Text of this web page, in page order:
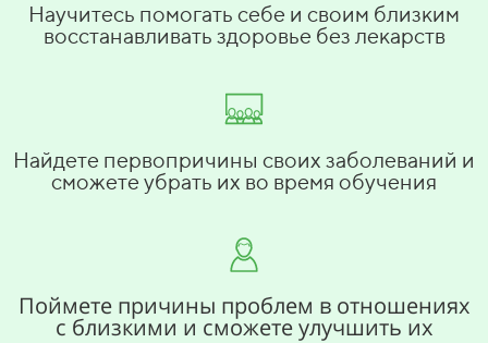
Научитесь помогать себе и своим близким
восстанавливать здоровье без лекарств
Найдете первопричины своих заболеваний и
сможете убрать их во время обучения
Поймете причины проблем в отношениях
с близкими и сможете улучшить их